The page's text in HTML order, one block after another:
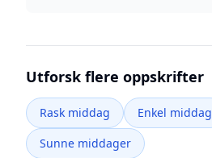
Utforsk flere oppskrifter
Rask middag
Enkel middag
Sunne middager